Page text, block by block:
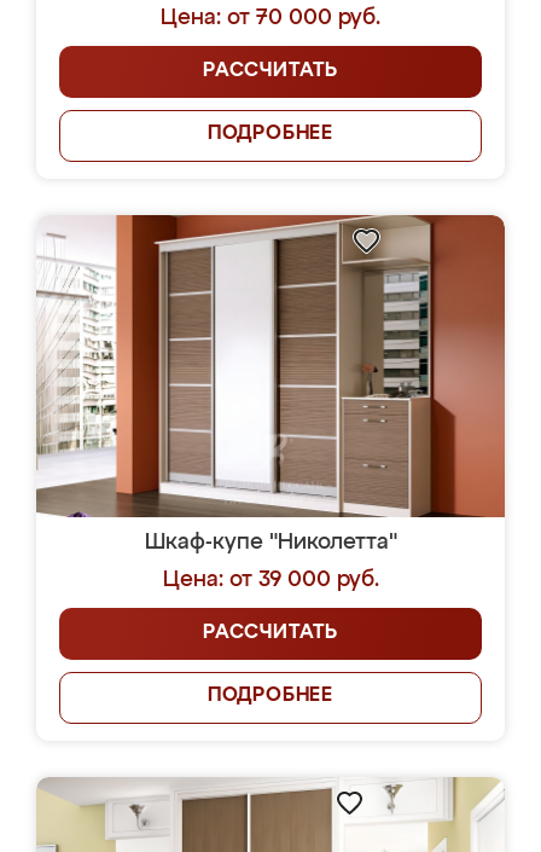
Цена: от 70 000 руб.
РАССЧИТАТЬ
ПОДРОБНЕЕ
Шкаф-купе "Николетта"
Цена: от 39 000 руб.
РАССЧИТАТЬ
ПОДРОБНЕЕ